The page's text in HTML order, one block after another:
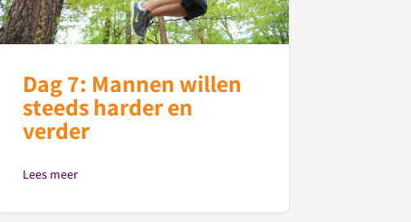
Dag 7: Mannen willen
steeds harder en
verder
Lees meer